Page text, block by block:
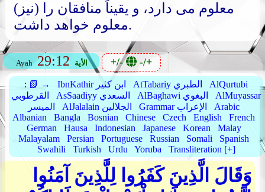
معلوم می دارد، و یقیناً منافقان را (نیز)
معلوم خواهد داشت.
Ayah 29:12 الأية +/- -/+
: 📗 → IbnKathir ابن كثير AtTabariy الطبري
AlQurtubi
القرطوبي
AsSaadiyy السعدي AlBaghawi البغوي
AlMuyassar
الميسر
AlJalalain الجلالين Grammar الإعراب
Arabic
Albanian
Bangla Bosnian Chinese Czech English
French
German
Hausa Indonesian Japanese Korean
Malay
Malayalam
Persian Portuguese Russian Somali
Spanish
Swahili
Turkish Urdu Yoruba Transliteration [+]
وَقَالَ الَّذِينَ كَفَرُوا لِلَّذِينَ آمَنُوا